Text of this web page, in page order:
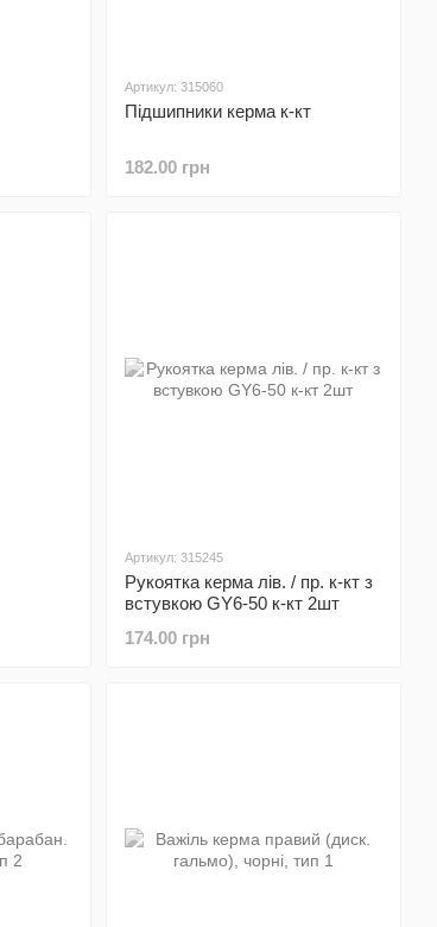
Артикул: 315060
Підшипники керма к-кт
182.00 грн
Артикул: 315245
Рукоятка керма лів. / пр. к-кт з
встувкою GY6-50 к-кт 2шт
174.00 грн